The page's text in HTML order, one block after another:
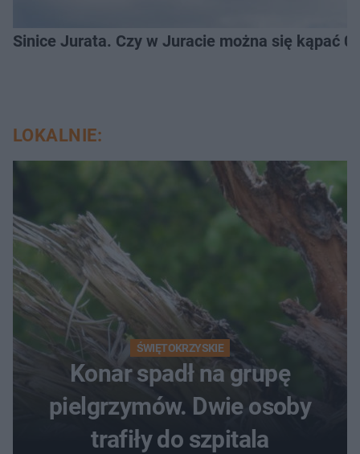
Sinice Jurata. Czy w Juracie można się kąpać
LOKALNIE:
ŚWIĘTOKRZYSKIE
Konar spadł na grupę
pielgrzymów. Dwie osoby
trafiły do szpitala